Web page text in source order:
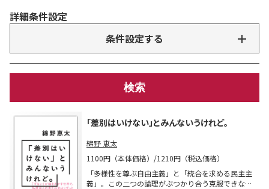
詳細条件設定
条件設定する
「差別はいけない」とみんないうけれど。
綿野 恵太
1100円（本体価格）/1210円（税込価格）
「多様性を尊ぶ自由主義」と「統合を求める民主主
義」。この二つの論理がぶつかり合う克服できない